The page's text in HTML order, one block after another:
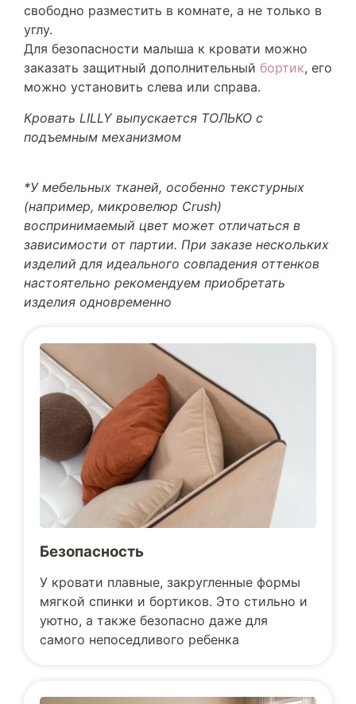
свободно разместить в комнате, а не только в
углу.
Для безопасности малыша к кровати можно
заказать защитный дополнительный бортик, его
можно установить слева или справа.
Кровать LILLY выпускается ТОЛЬКО с
подъемным механизмом
*У мебельных тканей, особенно текстурных
(например, микровелюр Crush)
воспринимаемый цвет может отличаться в
зависимости от партии. При заказе нескольких
изделий для идеального совпадения оттенков
настоятельно рекомендуем приобретать
изделия одновременно
Безопасность
У кровати плавные, закругленные формы
мягкой спинки и бортиков. Это стильно и
уютно, а также безопасно даже для
самого непоседливого ребенка